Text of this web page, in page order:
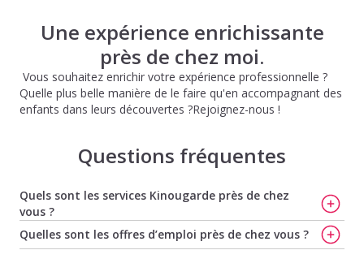
Une expérience enrichissante
près de chez moi.
Vous souhaitez enrichir votre expérience professionnelle ?
Quelle plus belle manière de le faire qu'en accompagnant des
enfants dans leurs découvertes ?Rejoignez-nous !
Questions fréquentes
Quels sont les services Kinougarde près de chez
vous ?
Baby-sitting à Créteil[nbsp]: faites garder votre enfant
avec Kinougarde
Faites garder vos enfants à Créteil
Quelles sont les offres d’emploi près de chez vous ?